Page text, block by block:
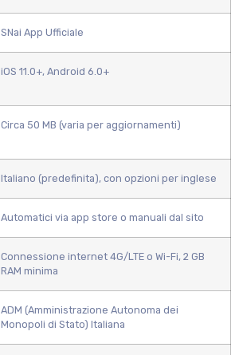
SNai App Ufficiale
iOS 11.0+, Android 6.0+
Circa 50 MB (varia per aggiornamenti)
Italiano (predefinita), con opzioni per inglese
Automatici via app store o manuali dal sito
Connessione internet 4G/LTE o Wi-Fi, 2 GB
RAM minima
ADM (Amministrazione Autonoma dei
Monopoli di Stato) Italiana